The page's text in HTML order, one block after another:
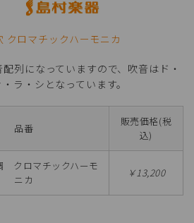
クロマチックハーモニカ
列になっていますので、吹音はド・
ラ・シとなっています。
品番
販売価格(税
込)
クロマチックハーモ
ニカ
￥13,200